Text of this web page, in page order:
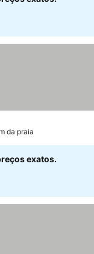
da praia
exatos.